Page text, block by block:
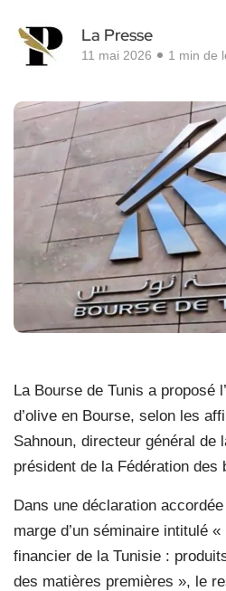
La Presse
11 mai 2026 1 min de
La Bourse de Tunis a proposé
d’olive en Bourse, selon les
Sahnoun, directeur général de
président de la Fédération des
Dans une déclaration
marge d’un séminaire intitulé
financier de la Tunisie :
des matières premières », le